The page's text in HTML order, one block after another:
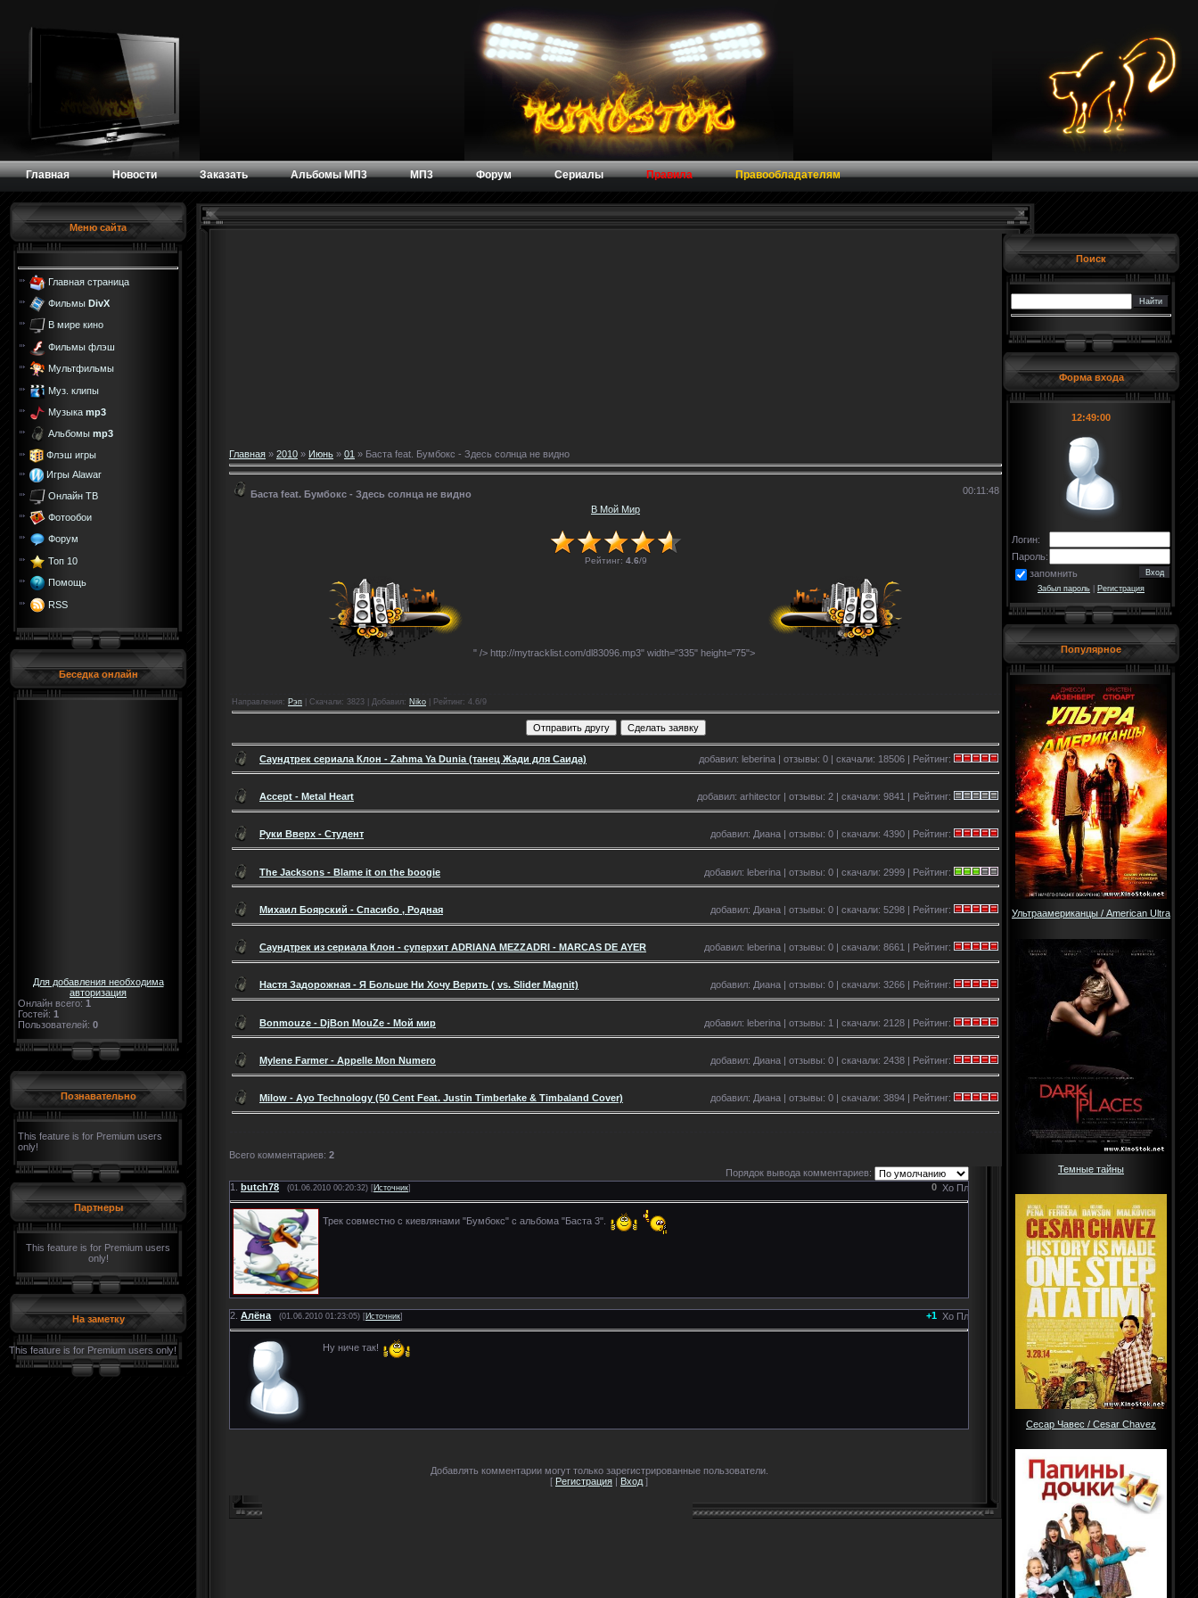
Главная Новости Заказать Альбомы МП3 МП3 Форум Сериалы Правила Правообладателям
Меню сайта
Главная страница
Фильмы DivX
В мире кино
Фильмы флэш
Мультфильмы
Муз. клипы
Музыка mp3
Альбомы mp3
Флэш игры
Игры Alawar
Онлайн ТВ
Фотообои
Форум
Топ 10
Помощь
RSS
Беседка онлайн
Для добавления необходима
авторизация
Онлайн всего: 1
Гостей: 1
Пользователей: 0
Познавательно
This feature is for Premium users
only!
Партнеры
This feature is for Premium users
only!
На заметку
This feature is for Premium users only!
Главная » 2010 » Июнь » 01 » Баста feat. Бумбокс - Здесь солнца не видно
Баста feat. Бумбокс - Здесь солнца не видно
00:11:48
В Мой Мир
Рейтинг: 4.6/9
" /> http://mytracklist.com/dl83096.mp3" width="335" height="75">
Направления : Рэп Скачали: 3823 | Добавил: Niko Рейтинг: 4.6/9
Саундтрек сериала Клон - Zahma Ya Dunia (танец Жади для Саида) добавил: leberina | отзывы: 0 | скачали: 18506 | Рейтинг:
Accept - Metal Heart добавил: arhitector | отзывы: 2 | скачали: 9841 | Рейтинг:
Руки Вверх - Студент добавил: Диана | отзывы: 0 | скачали: 4390 | Рейтинг:
The Jacksons - Blame it on the boogie добавил: leberina | отзывы: 0 | скачали: 2999 | Рейтинг:
Михаил Боярский - Спасибо , Родная добавил: Диана | отзывы: 0 | скачали: 5298 | Рейтинг:
Саундтрек из сериала Клон - суперхит ADRIANA MEZZADRI - MARCAS DE AYER добавил: leberina | отзывы: 0 | скачали: 8661 | Рейтинг:
Настя Задорожная - Я Больше Ни Хочу Верить ( vs. Slider Magnit) добавил: Диана | отзывы: 0 | скачали: 3266 | Рейтинг:
Bonmouze - DjBon MouZe - Мой мир добавил: leberina | отзывы: 1 | скачали: 2128 | Рейтинг:
Mylene Farmer - Appelle Mon Numero добавил: Диана | отзывы: 0 | скачали: 2438 | Рейтинг:
Milow - Ayo Technology (50 Cent Feat. Justin Timberlake & Timbaland Cover) добавил: Диана | отзывы: 0 | скачали: 3894 | Рейтинг:
Всего комментариев: 2
Порядок вывода комментариев:
0
1. butch78 (01.06.2010 00:20:32) [Источник]
Трек совместно с киевлянами "Бумбокс" с альбома "Баста 3".
+1
2. Алёна (01.06.2010 01:23:05) [Источник]
Ну ниче так!
Добавлять комментарии могут только зарегистрированные пользователи.
[ Регистрация | Вход ]
Поиск
Форма входа
12:49:00
Логин:
Пароль:
запомнить
Забыл пароль Регистрация
Популярное
Ультраамериканцы / American Ultra
Темные тайны
Сесар Чавес / Cesar Chavez